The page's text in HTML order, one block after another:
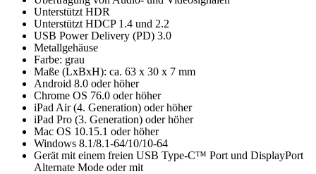
Unterstützt HDR
Unterstützt HDCP 1.4 und 2.2
USB Power Delivery (PD) 3.0
Metallgehäuse
Farbe: grau
Maße (LxBxH): ca. 63 x 30 x 7 mm
Android 8.0 oder höher
Chrome OS 76.0 oder höher
iPad Air (4. Generation) oder höher
iPad Pro (3. Generation) oder höher
Mac OS 10.15.1 oder höher
Windows 8.1/8.1-64/10/10-64
Gerät mit einem freien USB Type-C™ Port und DisplayPort
Alternate Mode oder mit